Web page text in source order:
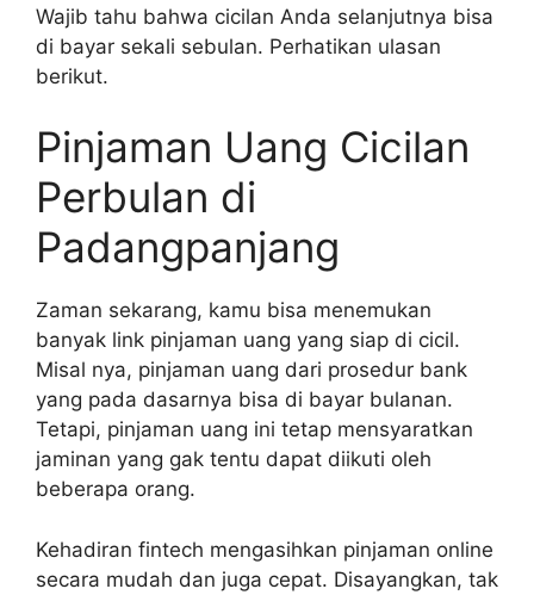
Wajib tahu bahwa cicilan Anda selanjutnya bisa
di bayar sekali sebulan. Perhatikan ulasan
berikut.
Pinjaman Uang Cicilan
Perbulan di
Padangpanjang
Zaman sekarang, kamu bisa menemukan
banyak link pinjaman uang yang siap di cicil.
Misal nya, pinjaman uang dari prosedur bank
yang pada dasarnya bisa di bayar bulanan.
Tetapi, pinjaman uang ini tetap mensyaratkan
jaminan yang gak tentu dapat diikuti oleh
beberapa orang.
Kehadiran fintech mengasihkan pinjaman online
secara mudah dan juga cepat. Disayangkan, tak